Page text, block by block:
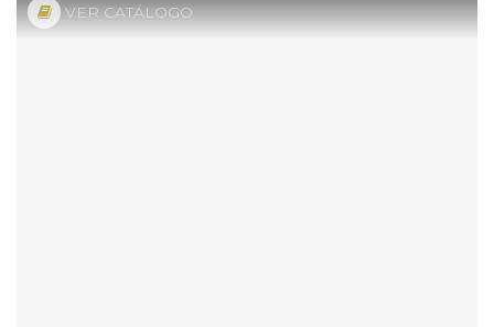
VER CATÁLOGO